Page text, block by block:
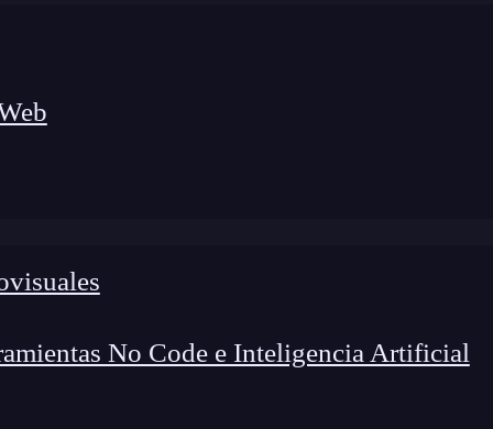
No Code e Inteligencia Artificial
a nuevos profesionales, combinando conocimiento práctico,